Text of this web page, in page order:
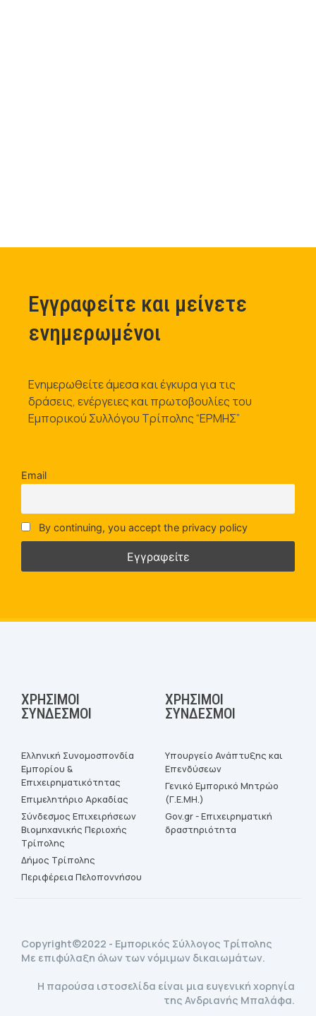
Εγγραφείτε και μείνετε
ενημερωμένοι
Ενημερωθείτε άμεσα και έγκυρα για τις
δράσεις, ενέργειες και πρωτοβουλίες του
Εμπορικού Συλλόγου Τρίπολης “ΕΡΜΗΣ”
Email
By continuing, you accept the privacy policy
ΧΡΉΣΙΜΟΙ
ΣΎΝΔΕΣΜΟΙ
Ελληνική Συνομοσπονδία
Εμπορίου &
Επιχειρηματικότητας
Επιμελητήριο Αρκαδίας
Σύνδεσμος Επιχειρήσεων
Βιομηχανικής Περιοχής
Τρίπολης
Δήμος Τρίπολης
Περιφέρεια Πελοποννήσου
ΧΡΉΣΙΜΟΙ
ΣΎΝΔΕΣΜΟΙ
Υπουργείο Ανάπτυξης και
Επενδύσεων
Γενικό Εμπορικό Μητρώο
(Γ.Ε.ΜΗ.)
Gov.gr - Επιχειρηματική
δραστηριότητα
Copyright©2022 - Εμπορικός Σύλλογος Τρίπολης
Με επιφύλαξη όλων των νόμιμων δικαιωμάτων.
Η παρούσα ιστοσελίδα είναι μια ευγενική χορηγία
της Ανδριανής Μπαλάφα.